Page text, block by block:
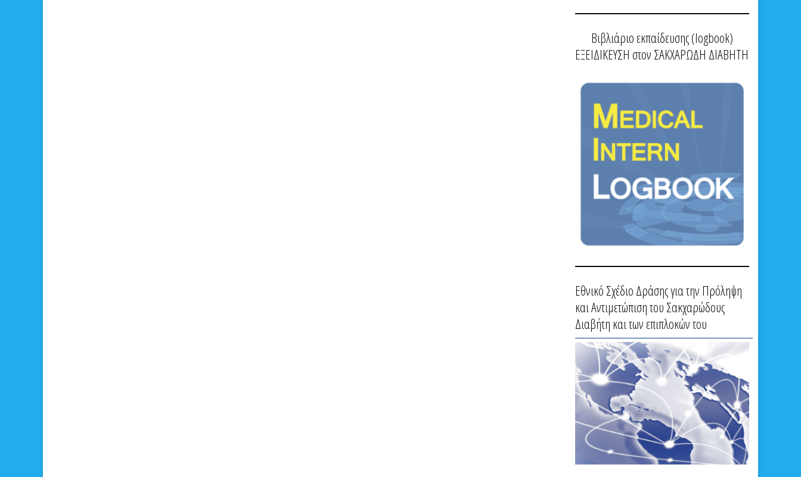
Βιβλιάριο εκπαίδευσης (logbook)
ΕΞΕΙΔΙΚΕΥΣΗ στον ΣΑΚΧΑΡΩΔΗ ΔΙΑΒΗΤΗ
Εθνικό Σχέδιο Δράσης για την Πρόληψη
και Αντιμετώπιση του Σακχαρώδους
Διαβήτη και των επιπλοκών του